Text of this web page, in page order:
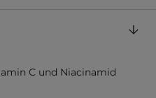
C und Niacinamid